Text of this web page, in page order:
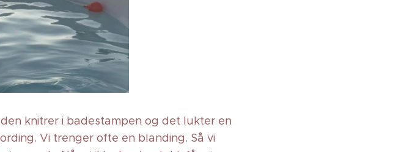
knitrer i badestampen og det lukter en
Vi trenger ofte en blanding. Så vi